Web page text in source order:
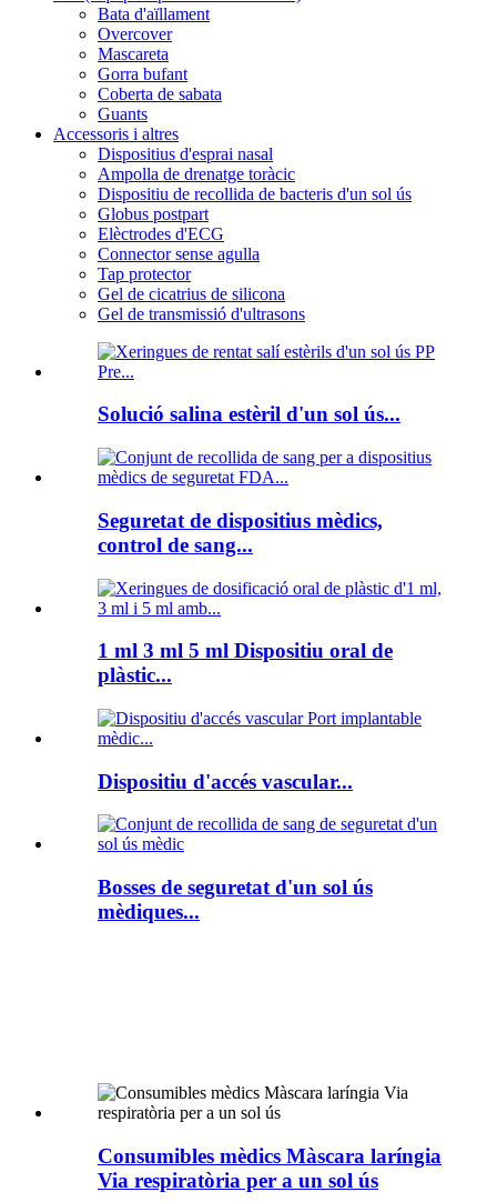
Bata d'aïllament
Overcover
Mascareta
Gorra bufant
Coberta de sabata
Guants
Accessoris i altres
Dispositius d'esprai nasal
Ampolla de drenatge toràcic
Dispositiu de recollida de bacteris d'un sol ús
Globus postpart
Elèctrodes d'ECG
Connector sense agulla
Tap protector
Gel de cicatrius de silicona
Gel de transmissió d'ultrasons
Solució salina estèril d'un sol ús...
Seguretat de dispositius mèdics,
control de sang...
1 ml 3 ml 5 ml Dispositiu oral de
plàstic...
Dispositiu d'accés vascular...
Bosses de seguretat d'un sol ús
mèdiques...
Consumibles mèdics Màscara laríngia
Via respiratòria per a un sol ús